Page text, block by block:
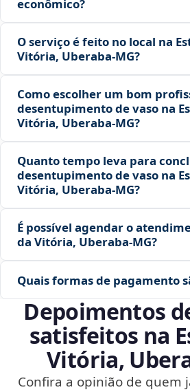
econômico?
O serviço é feito no local na
Vitória, Uberaba‑MG?
Como escolher um bom
desentupimento de vaso na
Vitória, Uberaba‑MG?
Quanto tempo leva para
desentupimento de vaso na
Vitória, Uberaba‑MG?
É possível agendar o
da Vitória, Uberaba‑MG?
Quais formas de pagamento
Depoimentos
satisfeitos na
Vitória,
Confira a opinião de quem